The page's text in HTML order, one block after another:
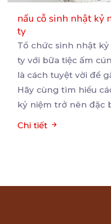
nấu cỗ sinh nhật kỷ
ty
Tổ chức sinh nhật
ty với bữa tiệc ấm
là cách tuyệt vời để
Hãy cùng tìm hiểu
kỷ niệm trở nên đặc
Chi tiết